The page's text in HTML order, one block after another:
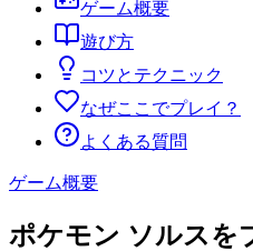
ゲーム概要
遊び方
コツとテクニック
なぜここでプレイ？
よくある質問
ゲーム概要
ポケモン ソルスを